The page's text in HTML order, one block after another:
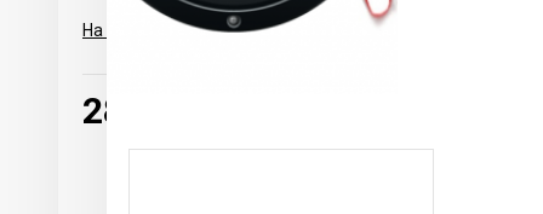
На основе 0 отзывов.-Написать отзыв
2810.00р.